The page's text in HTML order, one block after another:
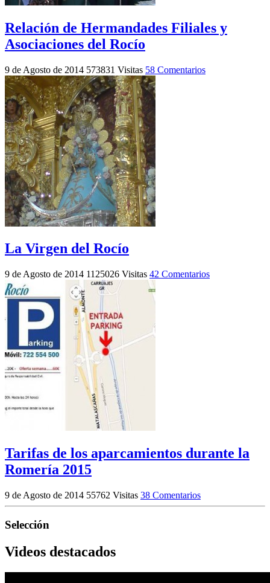
Relación de Hermandades Filiales y
Asociaciones del Rocío
9 de Agosto de 2014 573831 Visitas 58 Comentarios
La Virgen del Rocío
9 de Agosto de 2014 1125026 Visitas 42 Comentarios
Tarifas de los aparcamientos durante la
Romería 2015
9 de Agosto de 2014 55762 Visitas 38 Comentarios
Selección
Videos destacados